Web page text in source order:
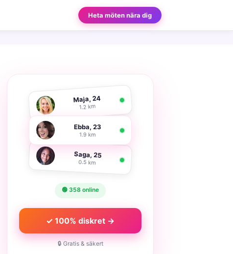
Heta möten nära dig
Maja, 24
1.2 km
Ebba, 23
1.9 km
Saga, 25
0.5 km
🟢 358 online
✓ 100% diskret →
🔒 Gratis & säkert